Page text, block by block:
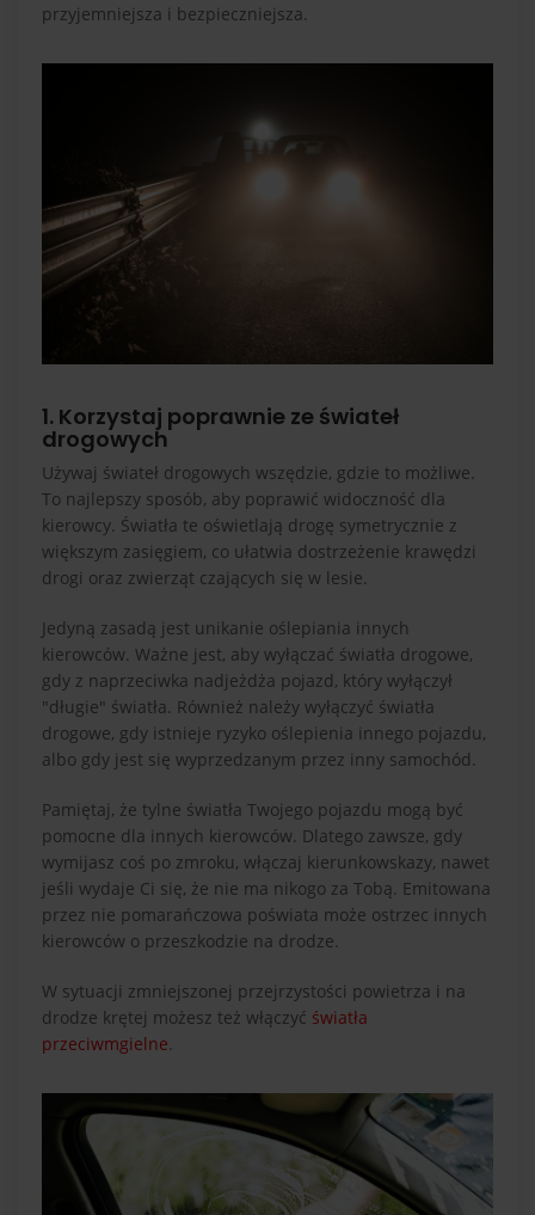
przyjemniejsza i bezpieczniejsza.
1. Korzystaj poprawnie ze świateł
drogowych
Używaj świateł drogowych wszędzie, gdzie to możliwe.
To najlepszy sposób, aby poprawić widoczność dla
kierowcy. Światła te oświetlają drogę symetrycznie z
większym zasięgiem, co ułatwia dostrzeżenie krawędzi
drogi oraz zwierząt czających się w lesie.
Jedyną zasadą jest unikanie oślepiania innych
kierowców. Ważne jest, aby wyłączać światła drogowe,
gdy z naprzeciwka nadjeżdża pojazd, który wyłączył
"długie" światła. Również należy wyłączyć światła
drogowe, gdy istnieje ryzyko oślepienia innego pojazdu,
albo gdy jest się wyprzedzanym przez inny samochód.
Pamiętaj, że tylne światła Twojego pojazdu mogą być
pomocne dla innych kierowców. Dlatego zawsze, gdy
wymijasz coś po zmroku, włączaj kierunkowskazy, nawet
jeśli wydaje Ci się, że nie ma nikogo za Tobą. Emitowana
przez nie pomarańczowa poświata może ostrzec innych
kierowców o przeszkodzie na drodze.
W sytuacji zmniejszonej przejrzystości powietrza i na
drodze krętej możesz też włączyć światła
przeciwmgielne.